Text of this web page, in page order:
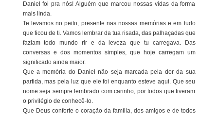
Daniel foi pra nós! Alguém que marcou nossas vidas da forma
mais linda.
Te levamos no peito, presente nas nossas memórias e em tudo
que ficou de ti. Vamos lembrar da tua risada, das palhaçadas que
faziam todo mundo rir e da leveza que tu carregava. Das
conversas e dos momentos simples, que hoje carregam um
significado ainda maior.
Que a memória do Daniel não seja marcada pela dor da sua
partida, mas pela luz que ele foi enquanto esteve aqui. Que seu
nome seja sempre lembrado com carinho, por todos que tiveram
o privilégio de conhecê-lo.
Que Deus conforte o coração da família, dos amigos e de todos